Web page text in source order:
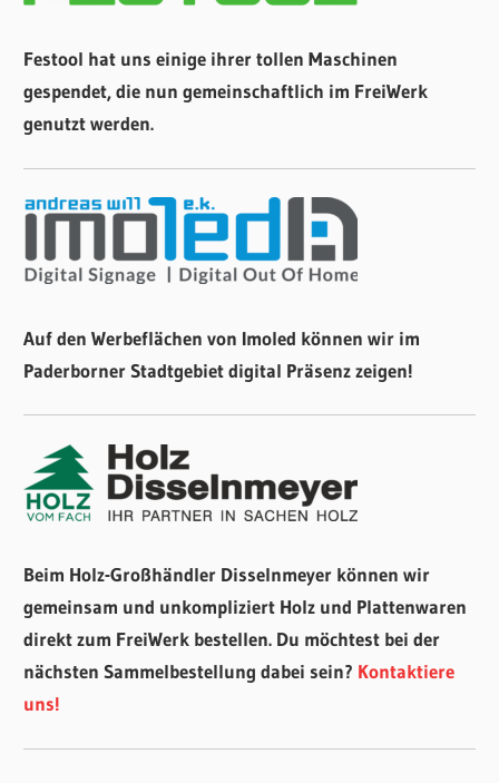
Festool hat uns einige ihrer tollen Maschinen
gespendet, die nun gemeinschaftlich im FreiWerk
genutzt werden.
Auf den Werbeflächen von Imoled können wir im
Paderborner Stadtgebiet digital Präsenz zeigen!
Beim Holz-Großhändler Disselnmeyer können wir
gemeinsam und unkompliziert Holz und Plattenwaren
direkt zum FreiWerk bestellen. Du möchtest bei der
nächsten Sammelbestellung dabei sein? Kontaktiere
uns!